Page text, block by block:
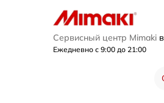
Сервисный центр Mimaki
Ежедневно с 9:00 до 21:00